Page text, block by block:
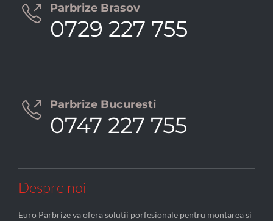
 Parbrize Brasov
0729 227 755
 Parbrize Bucuresti
0747 227 755
Despre noi
Euro Parbrize va ofera solutii porfesionale pentru montarea si